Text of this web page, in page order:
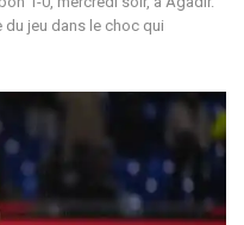
du jeu dans le choc qui